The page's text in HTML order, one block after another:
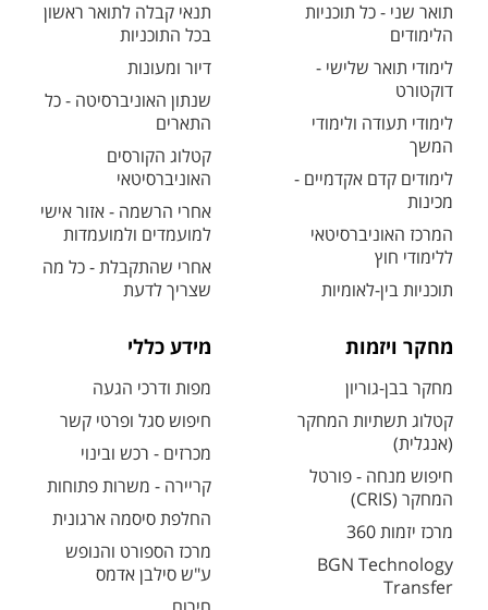
תואר שני - כל תוכניות
הלימודים
לימודי תואר שלישי -
דוקטורט
לימודי תעודה ולימודי
המשך
לימודים קדם אקדמיים -
מכינות
המרכז האוניברסיטאי
ללימודי חוץ
תוכניות בין-לאומיות
תנאי קבלה לתואר ראשון
בכל התוכניות
דיור ומעונות
שנתון האוניברסיטה - כל
התארים
קטלוג הקורסים
האוניברסיטאי
אחרי הרשמה - אזור אישי
למועמדים ולמועמדות
אחרי שהתקבלת - כל מה
שצריך לדעת
מחקר ויזמות
מחקר בבן-גוריון
קטלוג תשתיות המחקר
(אנגלית)
חיפוש מנחה - פורטל
המחקר (CRIS)
מרכז יזמות 360
BGN Technology
Transfer
מידע כללי
מפות ודרכי הגעה
חיפוש סגל ופרטי קשר
מכרזים - רכש ובינוי
קריירה - משרות פתוחות
החלפת סיסמה ארגונית
מרכז הספורט והנופש
ע"ש סילבן אדמס